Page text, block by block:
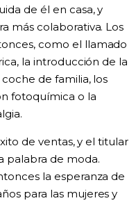
de él en casa, y
más colaborativa. Los
como el llamado
la introducción de la
de familia, los
fotoquímica o la
de ventas, y el titular
palabra de moda.
la esperanza de
para las mujeres y